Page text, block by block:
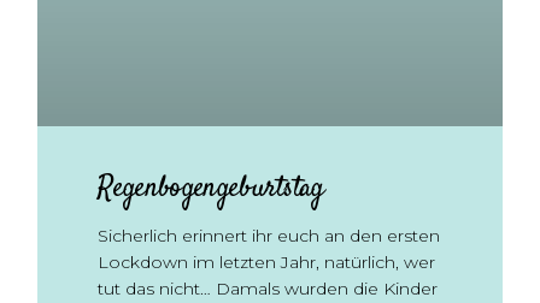
Regenbogengeburtstag
Sicherlich erinnert ihr euch an den ersten
Lockdown im letzten Jahr, natürlich, wer
tut das nicht… Damals wurden die Kinder